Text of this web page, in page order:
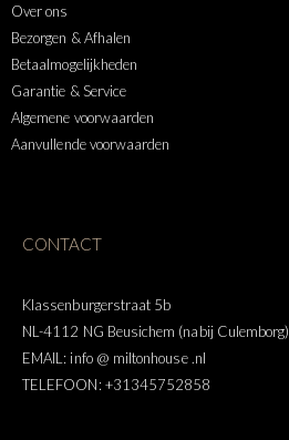
Over ons
Bezorgen & Afhalen
Betaalmogelijkheden
Garantie & Service
Algemene voorwaarden
Aanvullende voorwaarden
CONTACT
Klassenburgerstraat 5b
NL-4112 NG Beusichem (nabij Culemborg)
EMAIL: info @ miltonhouse .nl
TELEFOON: +31345752858